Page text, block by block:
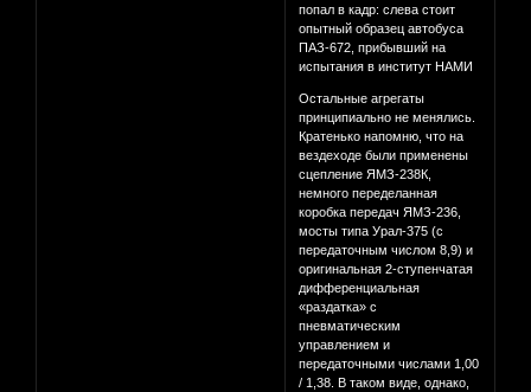
попал в кадр: слева стоит
опытный образец автобуса
ПАЗ-672, прибывший на
испытания в институт НАМИ
Остальные агрегаты
принципиально не менялись.
Кратенько напомню, что на
вездеходе были применены
сцепление ЯМЗ-238К,
немного переделанная
коробка передач ЯМЗ-236,
мосты типа Урал-375 (с
передаточным числом 8,9) и
оригинальная 2-ступенчатая
дифференциальная
«раздатка» с
пневматическим
управлением и
передаточными числами 1,00
/ 1,38. В таком виде, однако,